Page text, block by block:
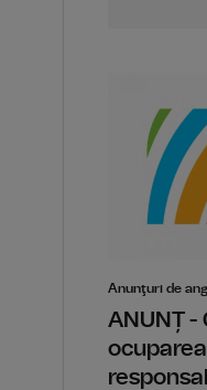
Anunţuri de
ANUNȚ -